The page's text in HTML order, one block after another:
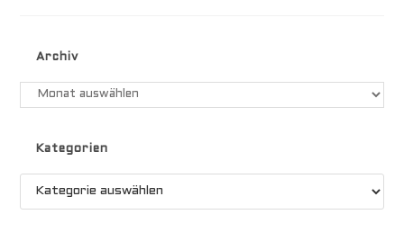
Archiv
Archiv
Kategorien
Kategorien